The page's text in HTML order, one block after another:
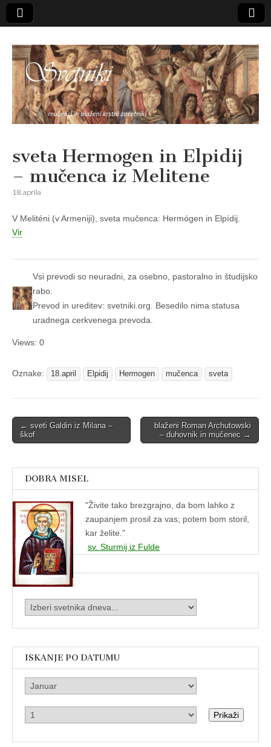
Svetniki,
mučenci in
blaženi
sveta Hermogen in Elpidij
– mučenca iz Melitene
18. aprila
V Meliténi (v Armeniji), sveta mučenca: Hermógen in Elpídij.
Vir
Vsi prevodi so neuradni, za osebno, pastoralno in študijsko
rabo.
Prevod in ureditev: svetniki.org. Besedilo nima statusa
uradnega cerkvenega prevoda.
Views: 0
Oznake: 18.april Elpidij Hermogen mučenca sveta
Post
navigation
← sveti Galdin iz Milana –
škof
blaženi Roman Archutowski
– duhovnik in mučenec →
DOBRA MISEL
"Živite tako brezgrajno, da bom lahko z
zaupanjem prosil za vas; potem bom storil,
kar želite."
sv. Sturmij iz Fulde
ISKANJE PO DATUMU
Prikaži